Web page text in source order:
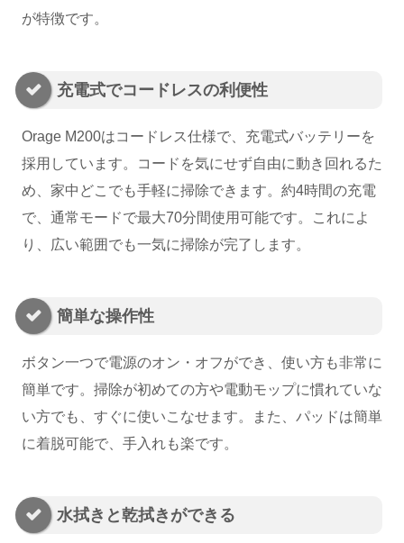
が特徴です。
充電式でコードレスの利便性
Orage M200はコードレス仕様で、充電式バッテリーを
採用しています。コードを気にせず自由に動き回れるた
め、家中どこでも手軽に掃除できます。約4時間の充電
で、通常モードで最大70分間使用可能です。これによ
り、広い範囲でも一気に掃除が完了します。
簡単な操作性
ボタン一つで電源のオン・オフができ、使い方も非常に
簡単です。掃除が初めての方や電動モップに慣れていな
い方でも、すぐに使いこなせます。また、パッドは簡単
に着脱可能で、手入れも楽です。
水拭きと乾拭きができる